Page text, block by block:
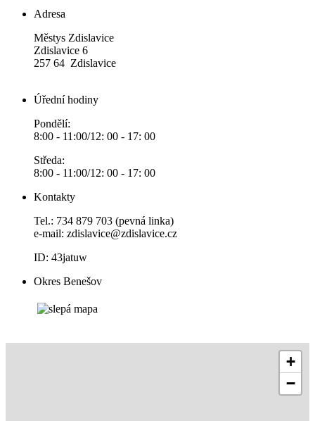
Adresa
Městys Zdislavice
Zdislavice 6
257 64 Zdislavice
Úřední hodiny
Pondělí:
8:00 - 11:00/12: 00 - 17: 00
Středa:
8:00 - 11:00/12: 00 - 17: 00
Kontakty
Tel.: 734 879 703 (pevná linka)
e-mail: zdislavice@zdislavice.cz
ID: 43jatuw
Okres Benešov
+
−